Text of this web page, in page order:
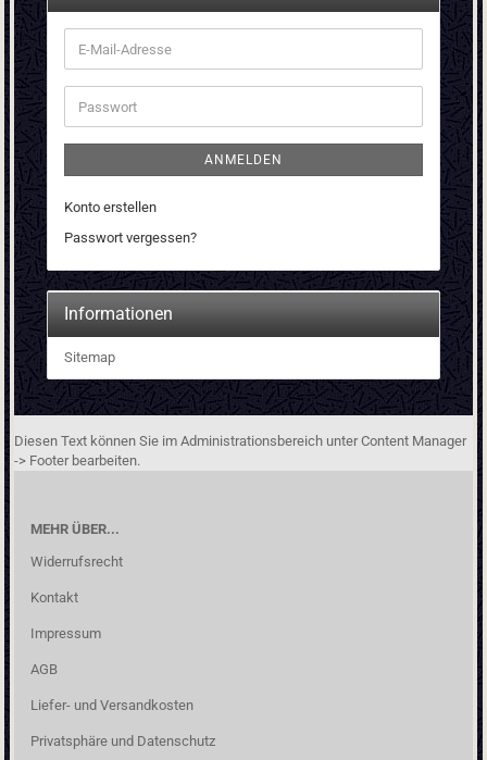
E-
Mail-
Adresse
Passwort
ANMELDEN
Konto erstellen
Passwort vergessen?
Informationen
Sitemap
Diesen Text können Sie im Administrationsbereich unter Content Manager
-> Footer bearbeiten.
MEHR ÜBER...
Widerrufsrecht
Kontakt
Impressum
AGB
Liefer- und Versandkosten
Privatsphäre und Datenschutz